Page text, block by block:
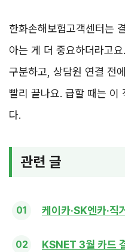
한화손해보험고객센터는
아는 게 더 중요하더라고
구분하고, 상담원 연결 전
빨리 끝나요. 급할 때는 이
다.
관련 글
케이카·SK엔카·직
KSNET 3월 카드